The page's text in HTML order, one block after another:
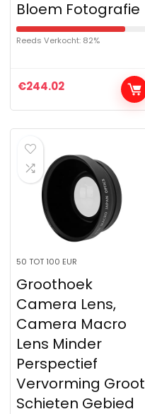
Bloem Fotografie
Reeds Verkocht: 82%
€244.02
50 TOT 100 EUR
Groothoek
Camera Lens,
Camera Macro
Lens Minder
Perspectief
Vervorming Groot
Schieten Gebied